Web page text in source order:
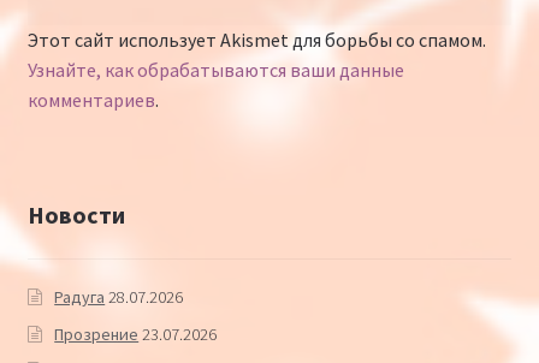
Этот сайт использует Akismet для борьбы со спамом.
Узнайте, как обрабатываются ваши данные
комментариев.
Новости
Радуга 28.07.2026
Прозрение 23.07.2026